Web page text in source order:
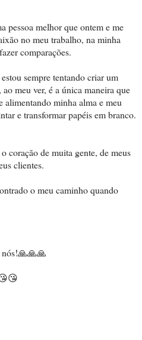
pessoa melhor que ontem e me
no meu trabalho, na minha
comparações.
sempre tentando criar um
meu ver, é a única maneira que
alimentando minha alma e meu
e transformar papéis em branco.
coração de muita gente, de meus
clientes.
o meu caminho quando
nós!🙏🙏🙏